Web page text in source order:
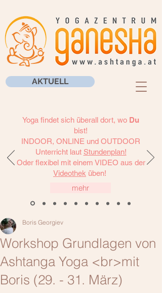
AKTUELL
Yoga findet sich überall dort, wo Du
bist!
INDOOR, ONLINE und OUTDOOR
Unterricht laut Stundenplan!
Oder flexibel mit einem VIDEO aus der
Videothek üben!
mehr
Workshop Grundlagen von
Ashtanga Yoga <br>mit
Boris (29. - 31. März)
Boris Georgiev